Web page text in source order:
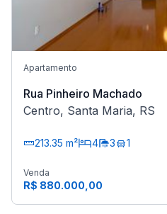
Apartamento
Rua Pinheiro Machado
Centro, Santa Maria, RS
213.35 m² 4 3 1
Venda
R$ 880.000,00